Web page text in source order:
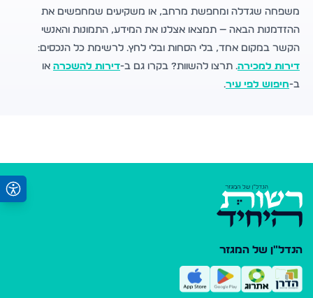
משפחה שגדלה ומחפשת מרחב, או משקיעים שמחפשים את
ההזדמנות הבאה — תמצאו אצלנו את המידע, התמונות והאנשי
הקשר במקום אחד, בלי הסחות ובלי לחץ. לרשימת כל הנכסים:
דירות למכירה. תרצו להשוות? בקרו גם ב-דירות להשכרה או
ב-חיפוש לפי עיר.
הנדל"ן של המגזר